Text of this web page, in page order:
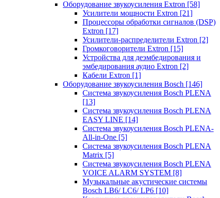
Оборудование звукоусиления Extron [58]
Усилители мощности Extron [21]
Процессоры обработки сигналов (DSP)
Extron [17]
Усилители-распределители Extron [2]
Громкоговорители Extron [15]
Устройства для деэмбедирования и
эмбедирования аудио Extron [2]
Кабели Extron [1]
Оборудование звукоусиления Bosch [146]
Система звукоусиления Bosch PLENA
[13]
Система звукоусиления Bosch PLENA
EASY LINE [14]
Система звукоусиления Bosch PLENA-
All-in-One [5]
Система звукоусиления Bosch PLENA
Matrix [5]
Система звукоусиления Bosch PLENA
VOICE ALARM SYSTEM [8]
Музыкальные акустические системы
Bosch LB6/ LC6/ LP6 [10]